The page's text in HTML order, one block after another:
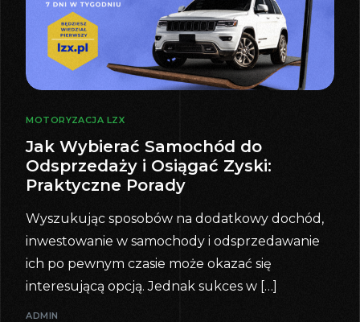
MOTORYZACJA LZX
Jak Wybierać Samochód do
Odsprzedaży i Osiągać Zyski:
Praktyczne Porady
Wyszukując sposobów na dodatkowy dochód,
inwestowanie w samochody i odsprzedawanie
ich po pewnym czasie może okazać się
interesującą opcją. Jednak sukces w […]
ADMIN